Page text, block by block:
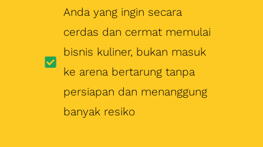
Anda yang ingin secara
cerdas dan cermat memulai
bisnis kuliner, bukan masuk
ke arena bertarung tanpa
persiapan dan menanggung
banyak resiko